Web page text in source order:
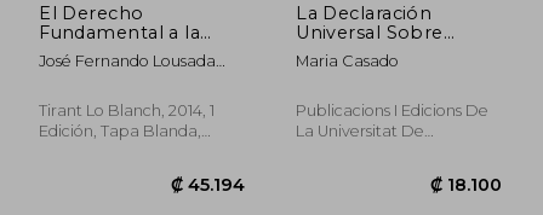
El Derecho
Fundamental a la
Igualdad Efectiva de
Mujeres y Hombres
José Fernando Lousada
Tirant Lo Blanch, 2014, 1
Edición, Tapa Blanda,
La Declaración
Universal Sobre
Bioética y Derechos
Humanos de la
Discapacidad
Maria Casado
Publicacions I Edicions De
La Universitat De